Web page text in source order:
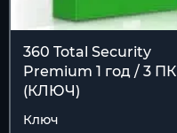
360 Total Security
Premium 1 год / 3 ПК
(КЛЮЧ)
Ключ